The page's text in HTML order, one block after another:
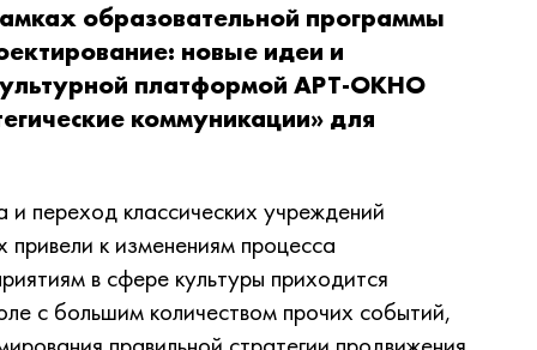
образовательной программы
новые идеи и
платформой АРТ-ОКНО
коммуникации» для
переход классических учреждений
к изменениям процесса
в сфере культуры приходится
с большим количеством прочих событий,